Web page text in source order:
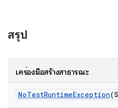
สรุป
เครื่องมือสร้างสาธารณะ
NoTestRuntimeException